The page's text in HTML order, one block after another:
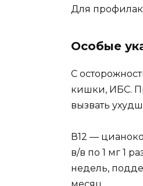
Для
Особые
С
кишки, ИБС.
вызвать
В12 —
в/в по 1 мг 1
недель,